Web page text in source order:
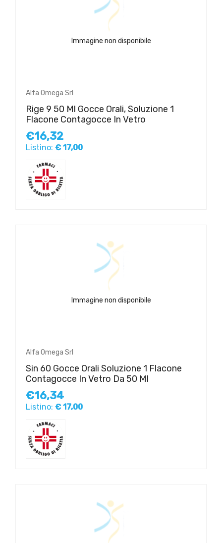
Immagine non disponibile
Alfa Omega Srl
Rige 9 50 Ml Gocce Orali, Soluzione 1
Flacone Contagocce In Vetro
€16,32
Listino: € 17,00
Immagine non disponibile
Alfa Omega Srl
Sin 60 Gocce Orali Soluzione 1 Flacone
Contagocce In Vetro Da 50 Ml
€16,34
Listino: € 17,00